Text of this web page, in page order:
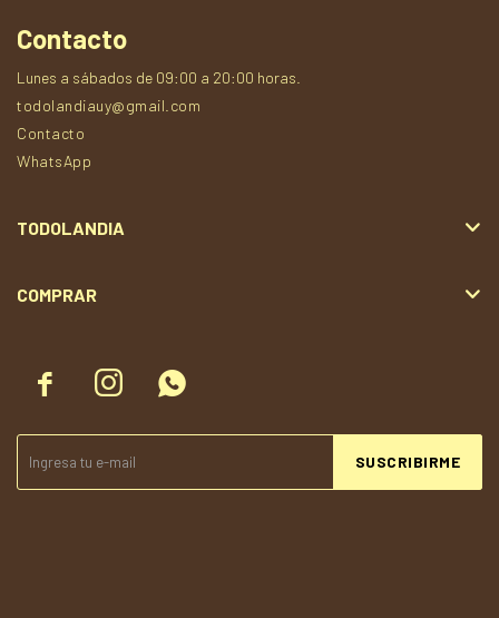
  
SUSCRIBIRME
Contacto
Lunes a sábados de 09:00 a 20:00 horas.
todolandiauy@gmail.com
Contacto
WhatsApp
TODOLANDIA
COMPRAR